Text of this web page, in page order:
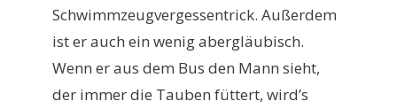
Schwimmzeugvergessentrick. Außerdem
ist er auch ein wenig abergläubisch.
Wenn er aus dem Bus den Mann sieht,
der immer die Tauben füttert, wird’s